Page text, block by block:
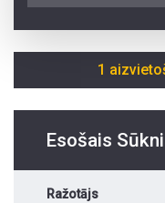
1
Esošais
Ražotājs